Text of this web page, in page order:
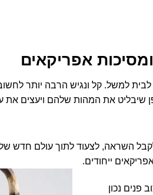
אפריקאים
למשל. קל ונגיש הרבה יותר
שיבליט את המהות שלהם ויעצים את
השראה, לצעוד לתוך עולם חדש
ייחודים.
פנים נכון